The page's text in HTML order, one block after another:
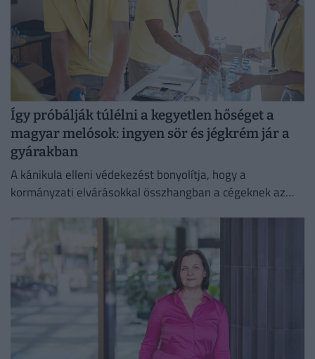
Így próbálják túlélni a kegyetlen hőséget a
magyar melósok: ingyen sör és jégkrém jár a
gyárakban
A kánikula elleni védekezést bonyolítja, hogy a
kormányzati elvárásokkal összhangban a cégeknek az